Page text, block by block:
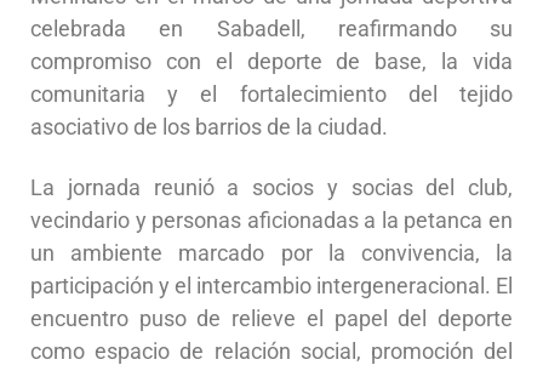
celebrada en Sabadell, reafirmando su
compromiso con el deporte de base, la vida
comunitaria y el fortalecimiento del tejido
asociativo de los barrios de la ciudad.
La jornada reunió a socios y socias del club,
vecindario y personas aficionadas a la petanca en
un ambiente marcado por la convivencia, la
participación y el intercambio intergeneracional. El
encuentro puso de relieve el papel del deporte
como espacio de relación social, promoción del